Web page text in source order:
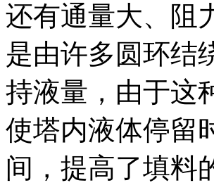
还有通量大、阻
是由许多圆环结
持液量，由于这
使塔内液体停留
间，提高了填料